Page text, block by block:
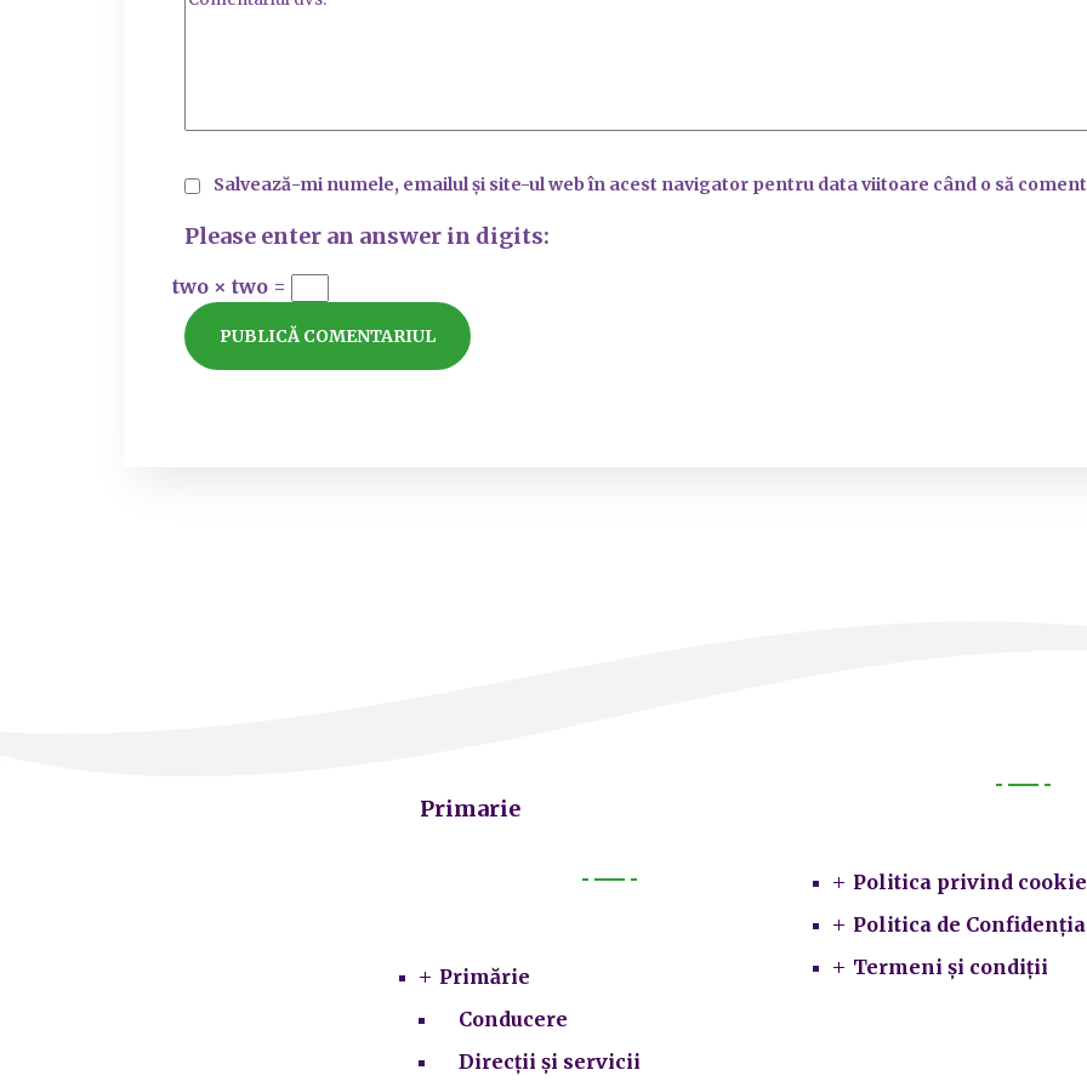
Salvează-mi numele, emailul și site-ul web în acest navigator pentru data viitoare când o să
Please enter an answer in digits:
two × two =
Primarie
Primărie
Conducere
Direcții și servicii
Politica privind
Politica de
Termeni și condiții